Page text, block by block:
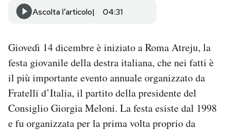
SHOP
AREA PERSONALE
Area Personale
Newsletter
Notifiche mobile
Ascolta l'articolo 04:31
Giovedì 14 dicembre è iniziato a Roma Atreju, la
festa giovanile della destra italiana, che nei fatti è
il più importante evento annuale organizzato da
Fratelli d’Italia, il partito della presidente del
Consiglio Giorgia Meloni. La festa esiste dal 1998
e fu organizzata per la prima volta proprio da